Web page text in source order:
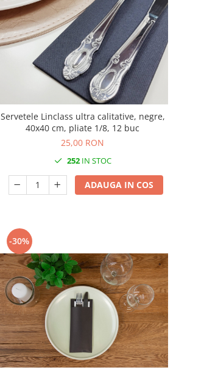
Servetele Linclass ultra calitative, negre,
40x40 cm, pliate 1/8, 12 buc
25,00 RON
252IN STOC
ADAUGA IN COS
-30%